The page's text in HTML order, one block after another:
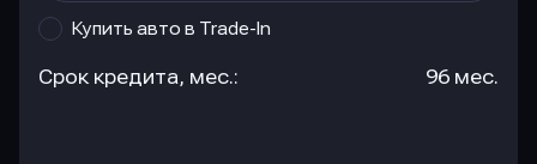
Купить авто в Trade-In
Срок кредита, мес.: 96 мес.